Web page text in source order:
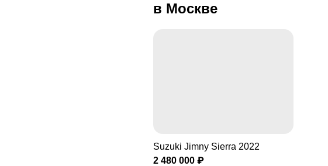
в Москве
Suzuki Jimny Sierra 2022
2 480 000 ₽